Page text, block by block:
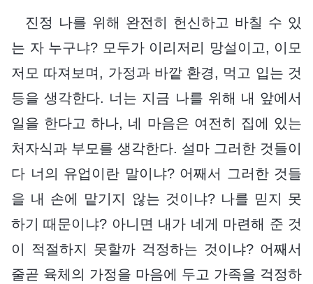
진정 나를 위해 완전히 헌신하고 바칠 수 있
는 자 누구냐? 모두가 이리저리 망설이고, 이모
저모 따져보며, 가정과 바깥 환경, 먹고 입는 것
등을 생각한다. 너는 지금 나를 위해 내 앞에서
일을 한다고 하나, 네 마음은 여전히 집에 있는
처자식과 부모를 생각한다. 설마 그러한 것들이
다 너의 유업이란 말이냐? 어째서 그러한 것들
을 내 손에 맡기지 않는 것이냐? 나를 믿지 못
하기 때문이냐? 아니면 내가 네게 마련해 준 것
이 적절하지 못할까 걱정하는 것이냐? 어째서
줄곧 육체의 가정을 마음에 두고 가족을 걱정하